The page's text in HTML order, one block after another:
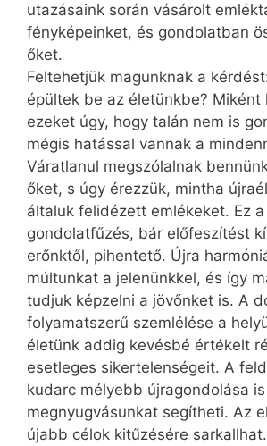
utazásaink során vásárolt
fényképeinket, és gondolatban
őket.
Feltehetjük magunknak a
épültek be az életünkbe? Miként
ezeket úgy, hogy talán nem is
mégis hatással vannak a
Váratlanul megszólalnak
őket, s úgy érezzük, mintha
általuk felidézett emlékeket. Ez a
gondolatfűzés, bár előfeszítést
erőnktől, pihentető. Újra
múltunkat a jelenünkkel, és így
tudjuk képzelni a jövőnket is. A
folyamatszerű szemlélése a
életünk addig kevésbé értékelt
esetleges sikertelenségeit. A
kudarc mélyebb újragondolása
megnyugvásunkat segítheti. Az
újabb célok kitűzésére sarkallhat.